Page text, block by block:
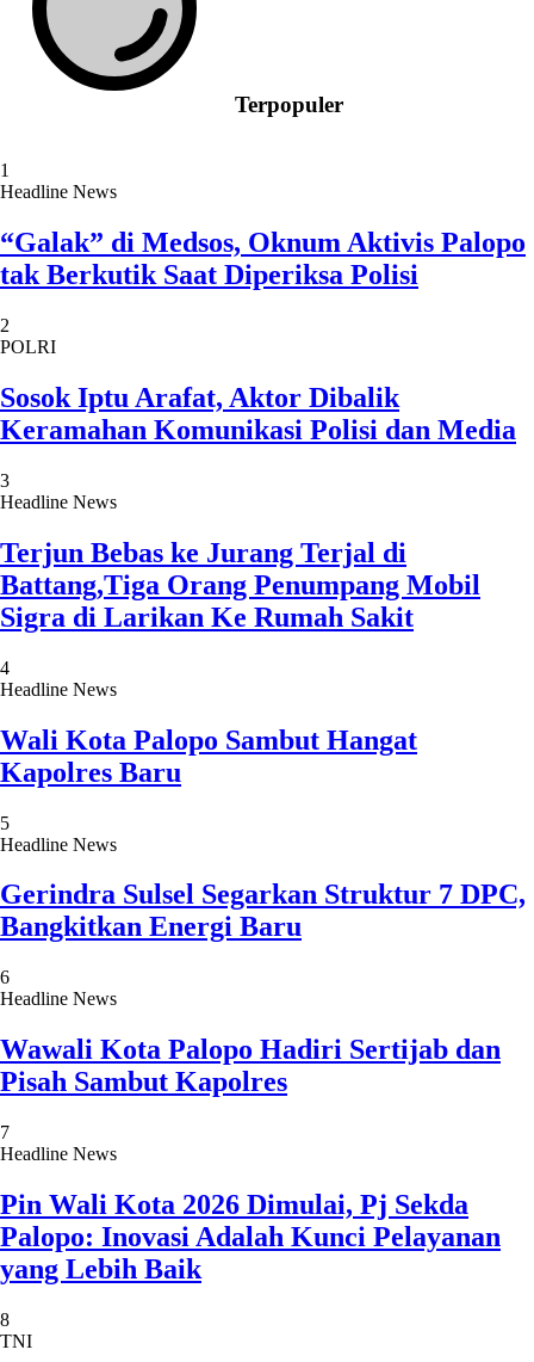
Terpopuler
1
Headline News
“Galak” di Medsos, Oknum Aktivis Palopo
tak Berkutik Saat Diperiksa Polisi
2
POLRI
Sosok Iptu Arafat, Aktor Dibalik
Keramahan Komunikasi Polisi dan Media
3
Headline News
Terjun Bebas ke Jurang Terjal di
Battang,Tiga Orang Penumpang Mobil
Sigra di Larikan Ke Rumah Sakit
4
Headline News
Wali Kota Palopo Sambut Hangat
Kapolres Baru
5
Headline News
Gerindra Sulsel Segarkan Struktur 7 DPC,
Bangkitkan Energi Baru
6
Headline News
Wawali Kota Palopo Hadiri Sertijab dan
Pisah Sambut Kapolres
7
Headline News
Pin Wali Kota 2026 Dimulai, Pj Sekda
Palopo: Inovasi Adalah Kunci Pelayanan
yang Lebih Baik
8
TNI